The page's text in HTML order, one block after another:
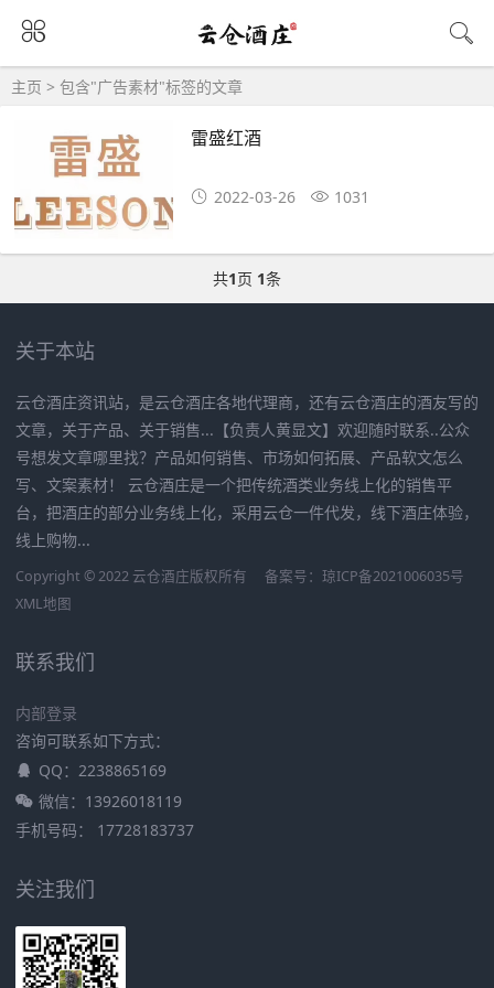
主页 > 包含"广告素材"标签的文章
雷盛红酒
2022-03-26 1031
共1页 1条
关于本站
云仓酒庄资讯站，是云仓酒庄各地代理商，还有云仓酒庄的酒友写的
文章，关于产品、关于销售...【负责人黄显文】欢迎随时联系..公众
号想发文章哪里找？产品如何销售、市场如何拓展、产品软文怎么
写、文案素材！ 云仓酒庄是一个把传统酒类业务线上化的销售平
台，把酒庄的部分业务线上化，采用云仓一件代发，线下酒庄体验，
线上购物...
Copyright © 2022 云仓酒庄版权所有 备案号： 琼ICP备2021006035号
XML地图
联系我们
内部登录
咨询可联系如下方式：
QQ：2238865169
微信：13926018119
手机号码： 17728183737
关注我们